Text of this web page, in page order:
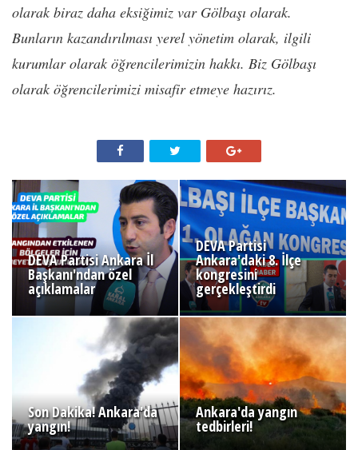
olarak biraz daha eksiğimiz var Gölbaşı olarak.
Bunların kazandırılması yerel yönetim olarak, ilgili
kurumlar olarak öğrencilerimizin hakkı. Biz Gölbaşı
olarak öğrencilerimizi misafir etmeye hazırız.
DEVA Partisi Ankara İl
Başkanı'ndan özel
açıklamalar
DEVA Partisi
Ankara'daki 8. İlçe
kongresini
gerçekleştirdi
Son Dakika! Ankara'da
yangın!
Ankara'da yangın
tedbirleri!